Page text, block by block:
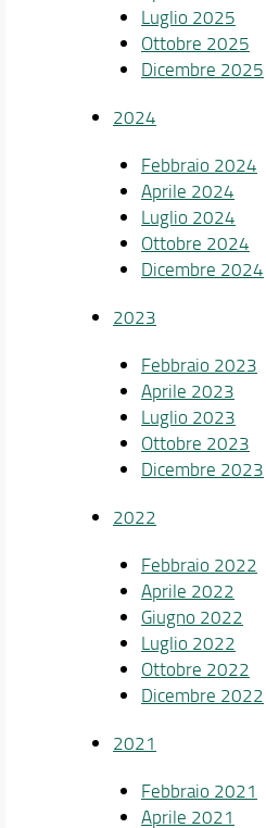
Luglio 2025
Ottobre 2025
Dicembre 2025
2024
Febbraio 2024
Aprile 2024
Luglio 2024
Ottobre 2024
Dicembre 2024
2023
Febbraio 2023
Aprile 2023
Luglio 2023
Ottobre 2023
Dicembre 2023
2022
Febbraio 2022
Aprile 2022
Giugno 2022
Luglio 2022
Ottobre 2022
Dicembre 2022
2021
Febbraio 2021
Aprile 2021